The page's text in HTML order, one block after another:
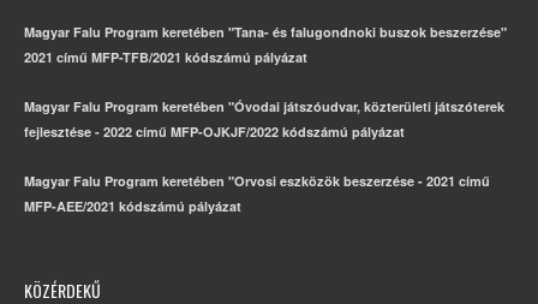
Magyar Falu Program keretében "Tana- és falugondnoki buszok beszerzése"
2021 című MFP-TFB/2021 kódszámú pályázat
Magyar Falu Program keretében "Óvodai játszóudvar, közterületi játszóterek
fejlesztése - 2022 című MFP-OJKJF/2022 kódszámú pályázat
Magyar Falu Program keretében "Orvosi eszközök beszerzése - 2021 című
MFP-AEE/2021 kódszámú pályázat
KÖZÉRDEKŰ